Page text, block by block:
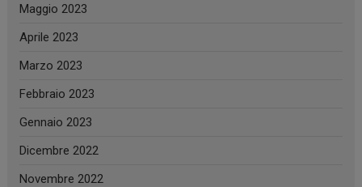
Maggio 2023
Aprile 2023
Marzo 2023
Febbraio 2023
Gennaio 2023
Dicembre 2022
Novembre 2022